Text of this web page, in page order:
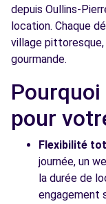
Voir l'agence
Free2move
51 RUE ROGER
VENISSIEUX,
Voir l'agence
depuis Oullins-
location. Chaque
village pittoresque,
gourmande.
pour
Flexibilité
journée, un
la durée de
engagement